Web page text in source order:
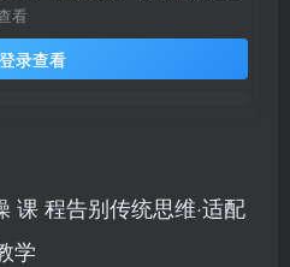
看
登录查看
课 程告别传统思维·适配
学